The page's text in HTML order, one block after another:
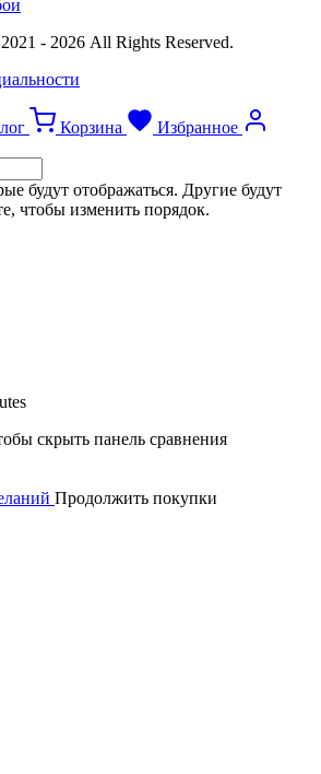
- 2026 All Rights Reserved.
Корзина
Избранное
будут отображаться. Другие будут
чтобы изменить порядок.
скрыть панель сравнения
Продолжить покупки